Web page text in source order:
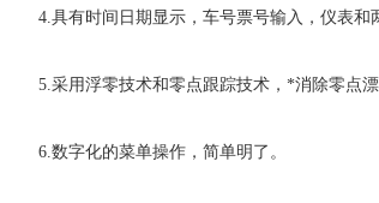
4.具有时间日期显示，车号票号输入，仪表和
5.采用浮零技术和零点跟踪技术，*消除零点漂
6.数字化的菜单操作，简单明了。